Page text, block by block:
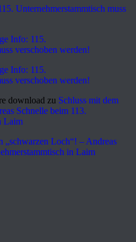
Unternehmerstammtisch muss
Info: 115.
verschoben werden!
Info: 115.
verschoben werden!
download zu Schluss mit dem
Schnelle beim 113.
Laim
„schwarzen Loch“! – Andreas
in Laim